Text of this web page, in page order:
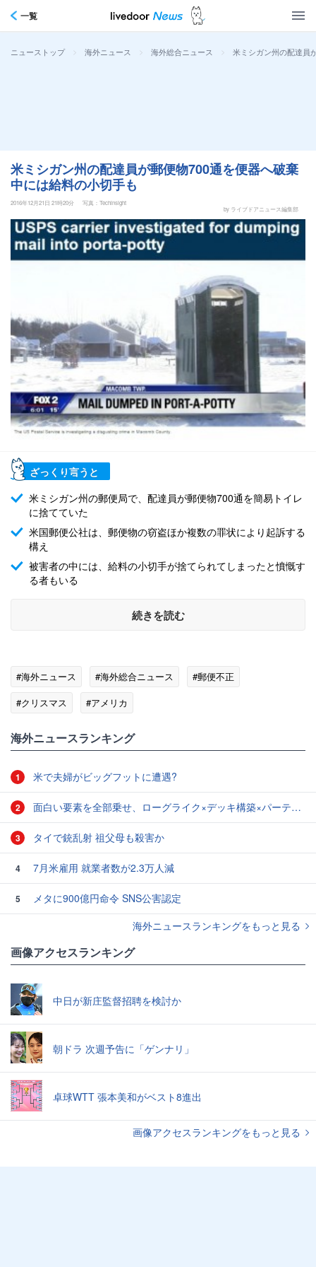
一覧
ニューストップ > 海外ニュース > 海外総合ニュース > 米ミシガン州の配達員
米ミシガン州の配達員が郵便物700通を便器へ破棄
中には給料の小切手も
2016年12月21日 21時20分
写真：Techinsight
by ライブドアニュース編集部
ざっくり言うと
米ミシガン州の郵便局で、配達員が郵便物700通を簡易トイレ
に捨てていた
米国郵便公社は、郵便物の窃盗ほか複数の罪状により起訴する
構え
被害者の中には、給料の小切手が捨てられてしまったと憤慨す
る者もいる
続きを読む
#海外ニュース #海外総合ニュース
#郵便不正
#クリスマス
#アメリカ
海外ニュースランキング
1 米で夫婦がビッグフットに遭遇?
2 面白い要素を全部乗せ、ローグライク×デッキ構築×パーティ制RPGの「Chrono Ark」を遊んでみた
3 タイで銃乱射 祖父母も殺害か
4 7月米雇用 就業者数が2.3万人減
5
メタに900億円命令 SNS公害認定
海外ニュースランキングをもっと見る
画像アクセスランキング
中日が新庄監督招聘を検討か
朝ドラ 次週予告に「ゲンナリ」
卓球WTT 張本美和がベスト8進出
画像アクセスランキングをもっと見る